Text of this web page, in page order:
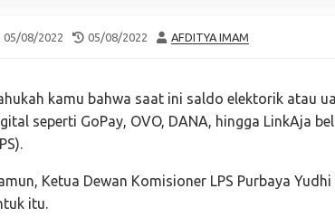
PUBLISHED
05/08/2022
LAST
05/08/2022 AUTHOR
AFDITYA IMAM
kamu bahwa saat ini saldo elektorik atau
seperti GoPay, OVO, DANA, hingga LinkAja
Ketua Dewan Komisioner LPS Purbaya
itu.